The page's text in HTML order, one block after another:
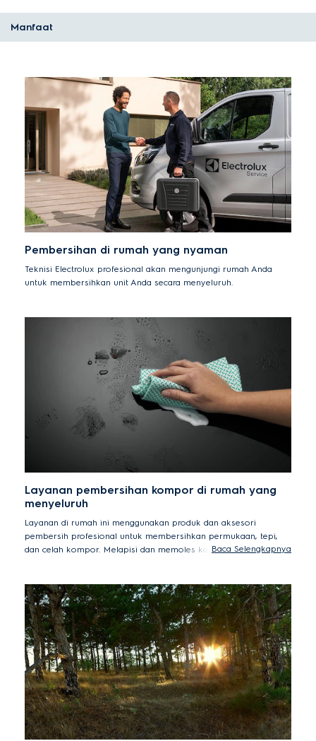
Manfaat
Pembersihan di rumah yang nyaman
Teknisi Electrolux profesional akan mengunjungi rumah Anda
untuk membersihkan unit Anda secara menyeluruh.
Layanan pembersihan kompor di rumah yang
menyeluruh
Layanan di rumah ini menggunakan produk dan aksesori
pembersih profesional untuk membersihkan permukaan, tepi,
dan celah kompor. Melapisi dan memoles kompor mencegah
diperiksa, termasuk tombol dan kabel.
Baca Selengkapnya